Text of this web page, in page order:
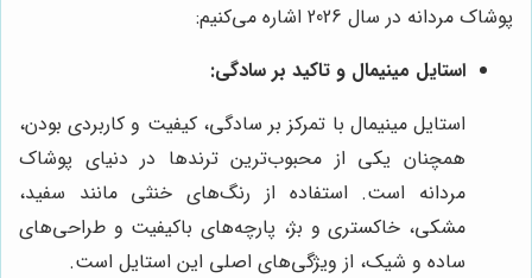
پوشاک مردانه در سال 2026 اشاره می‌کنیم:
استایل مینیمال و تاکید بر سادگی:
استایل مینیمال با تمرکز بر سادگی، کیفیت و کاربردی بودن،
همچنان یکی از محبوب‌ترین ترندها در دنیای پوشاک
مردانه است. استفاده از رنگ‌های خنثی مانند سفید،
مشکی، خاکستری و بژ، پارچه‌های باکیفیت و طراحی‌های
ساده و شیک، از ویژگی‌های اصلی این استایل است.